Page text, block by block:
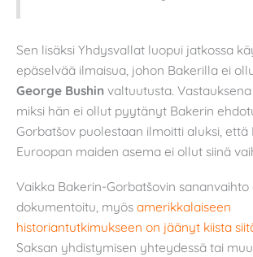
Sen lisäksi Yhdysvallat luopui jatkossa
epäselvää ilmaisua, johon Bakerilla ei
George Bushin valtuutusta.
miksi hän ei ollut pyytänyt Bakerin
Gorbatšov puolestaan ilmoitti aluksi, että
Euroopan maiden asema ei ollut siinä
Vaikka Bakerin-Gorbatšovin sananvaihto
dokumentoitu, myös amerikkalaiseen
historiantutkimukseen on jäänyt kiista
Saksan yhdistymisen yhteydessä tai